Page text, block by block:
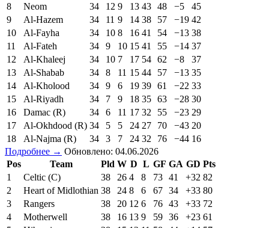
8
Neom 34 12 9 13 43 48 −5
45
9
Al-Hazem 34 11 9 14 38 57 −19 42
10
Al-Fayha 34 10 8 16 41 54 −13 38
11
Al-Fateh 34 9 10 15 41 55 −14 37
12
Al-Khaleej 34 10 7 17 54 62 −8
37
13
Al-Shabab 34 8 11 15 44 57 −13 35
14
Al-Kholood 34 9 6 19 39 61 −22 33
15
Al-Riyadh 34 7 9 18 35 63 −28 30
16
Damac (R) 34 6 11 17 32 55 −23 29
17
Al-Okhdood (R) 34 5 5 24 27 70 −43 20
18
Al-Najma (R) 34 3 7 24 32 76 −44 16
Подробнее → Обновлено: 04.06.2026
Pos
Team Pld W D L GF GA GD Pts
1
Celtic (C) 38 26 4 8 73 41 +32 82
2
Heart of Midlothian 38 24 8 6 67 34 +33 80
3
Rangers 38 20 12 6 76 43 +33 72
4
Motherwell 38 16 13 9 59 36 +23 61